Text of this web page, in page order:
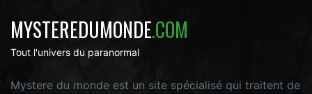
MYSTEREDUMONDE.COM
Tout l'univers du paranormal
Mystere du monde est un site spécialisé qui traitent de